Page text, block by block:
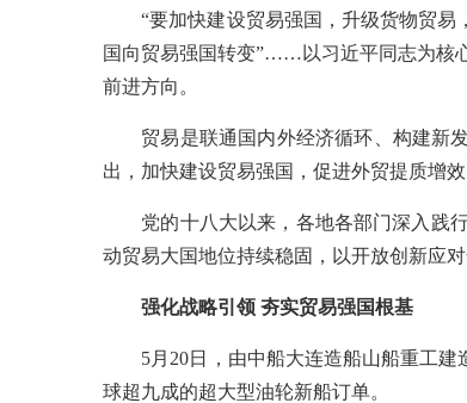
“要加快建设贸易强国，升级货物贸易
国向贸易强国转变”……以习近平同志为核
前进方向。
贸易是联通国内外经济循环、构建新
出，加快建设贸易强国，促进外贸提质增
党的十八大以来，各地各部门深入践
动贸易大国地位持续稳固，以开放创新应
强化战略引领 夯实贸易强国根基
5月20日，由中船大连造船山船重工
球超九成的超大型油轮新船订单。